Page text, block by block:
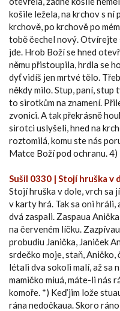
košile ležela, na krchov s ní
krchově, po krchově po
tobě čechel nový. Otvírejte
jde. Hrob Boží se hned
němu přistoupila, hrdla se
dyť vidíš jen mrtvé tělo.
někdy milo. Stup, paní,
to sirotkům na znamení.
zvonici. A tak překrásně
sirotci uslyšeli, hned na
roztomilá, komu ste nás
Matce Boží pod ochranu. 4)
Sušil 0330 | Stojí hruška v
Stojí hruška v dole, vrch sa
v karty hrá. Tak sa oni hráli,
dvá zaspali. Zaspaua
na červeném líčku.
probudiu Janička, Janiček
srdečko moje, staň, Aničko,
létali dva sokoli malí, až sa
mamičko miuá, máte-li nás
komoře. *) Keď jim lože
rána nedočkaua. Skoro